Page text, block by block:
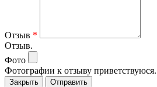
Отзыв *
Отзыв.
Фото
Фотографии к отзыву приветствуюся.
Закрыть Отправить